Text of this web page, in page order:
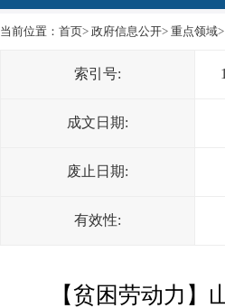
当前位置： 首页> 政府信息公开> 重点领域>
索引号:
成文日期:
废止日期:
有效性:
【贫困劳动力